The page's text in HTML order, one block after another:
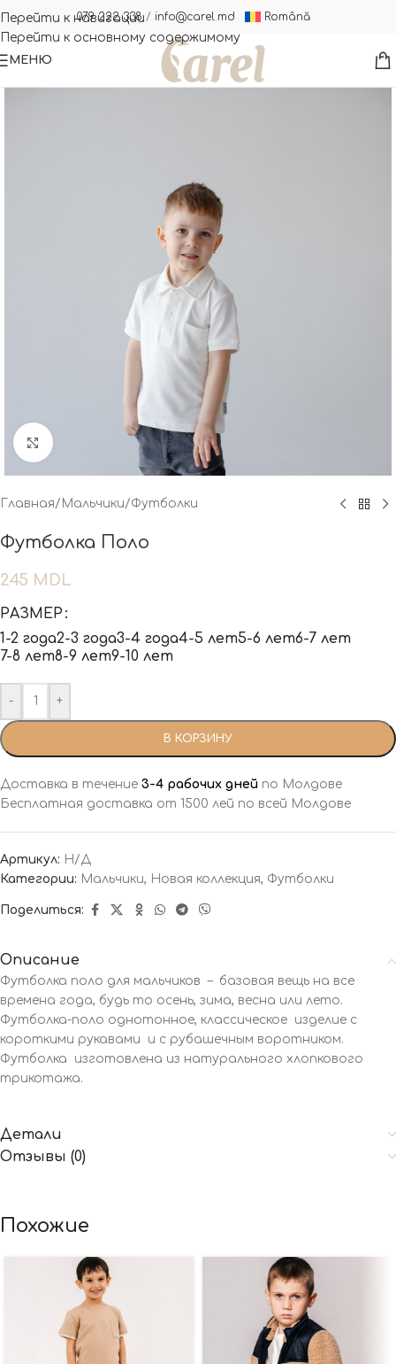
Перейти к навигации
Перейти к основному содержимому
079 222 338/ info@carel.md Română
МЕНЮ
Нажмите, чтобы увеличить
Главная/ Мальчики/Футболки
Футболка Поло
245 MDL
РАЗМЕР
1-2 года2-3 года3-4 года4-5 лет5-6 лет6-7 лет
7-8 лет8-9 лет9-10 лет
- +
В КОРЗИНУ
Доставка в течение 3-4 рабочих дней по Молдове
Бесплатная доставка от 1500 лей по всей Молдове
Артикул: Н/Д
Категории: Мальчики, Новая коллекция, Футболки
Поделиться:
Описание
Футболка поло для мальчиков – базовая вещь на все
времена года, будь то осень, зима, весна или лето.
Футболка-поло однотонное, классическое изделие с
короткими рукавами и с рубашечным воротником.
Футболка изготовлена из натурального хлопкового
трикотажа.
Детали
Отзывы (0)
Похожие